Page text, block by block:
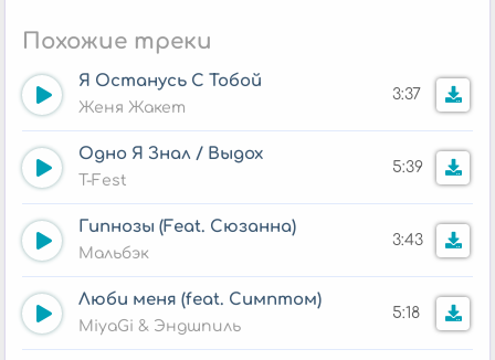
Похожие треки
Я Останусь С Тобой
Женя Жакет
3:37
Одно Я Знал / Выдох
T-Fest
5:39
Гипнозы (Feat. Сюзанна)
Мальбэк
3:43
Люби меня (feat. Симптом)
MiyaGi & Эндшпиль
5:18